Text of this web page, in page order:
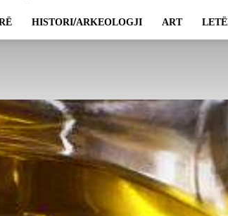
HISTORI/ARKEOLOGJI ART